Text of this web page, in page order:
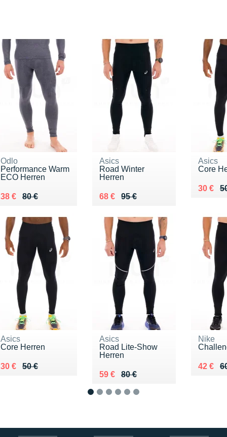
Odlo
Performance Warm
ECO Herren
80 €
Au lieu de 80 €
38 €
Vendu 38 €
Asics
Road Winter
Herren
95 €
Au lieu de 95 €
68 €
Vendu 68 €
Asics
Core
Au lieu
30 €
Vendu
Asics
Core Herren
50 €
Au lieu de 50 €
30 €
Vendu 30 €
Asics
Road Lite-Show
Herren
80 €
Au lieu de 80 €
59 €
Vendu 59 €
Nike
Au lieu
42 €
Vendu